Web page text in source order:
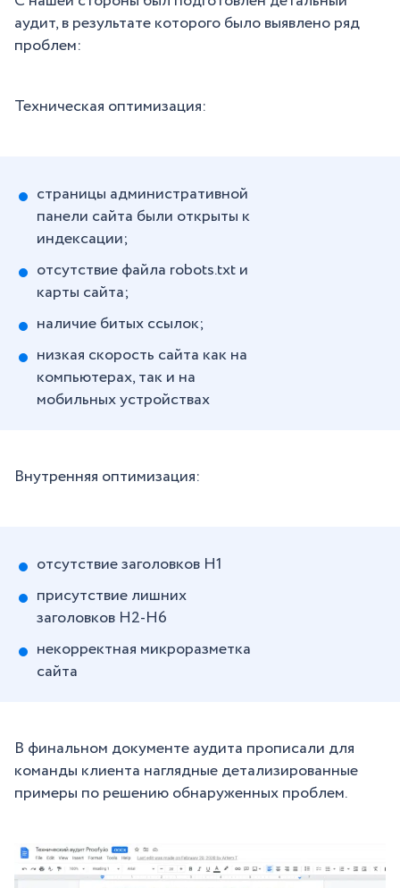
аудит, в результате которого было выявлено ряд
проблем:
Техническая оптимизация:
страницы административной
панели сайта были открыты к
индексации;
отсутствие файла robots.txt и
карты сайта;
наличие битых ссылок;
низкая скорость сайта как на
компьютерах, так и на
мобильных устройствах
Внутренняя оптимизация:
отсутствие заголовков Н1
присутствие лишних
заголовков Н2-Н6
некорректная микроразметка
сайта
В финальном документе аудита прописали для
команды клиента наглядные детализированные
примеры по решению обнаруженных проблем.